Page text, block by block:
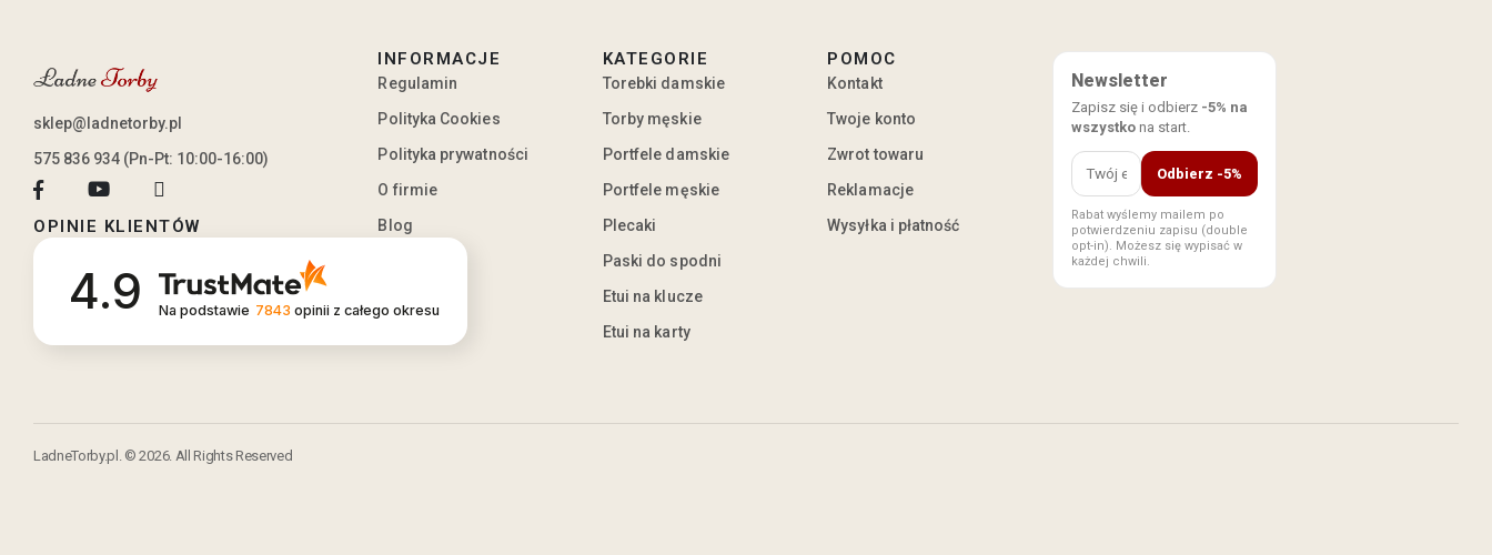
sklep@ladnetorby.pl
575 836 934 (Pn-Pt: 10:00-16:00)
OPINIE KLIENTÓW
4.9 Na podstawie 7843 opinii z całego okresu
INFORMACJE
Regulamin
Polityka Cookies
Polityka prywatności
O firmie
Blog
KATEGORIE
Torebki damskie
Torby męskie
Portfele damskie
Portfele męskie
Plecaki
Paski do spodni
Etui na klucze
Etui na karty
POMOC
Kontakt
Twoje konto
Zwrot towaru
Reklamacje
Wysyłka i płatność
Newsletter
Zapisz się i odbierz -5% na
wszystkona start.
Odbierz -5%
Rabat wyślemy mailem po
potwierdzeniu zapisu (double
opt-in). Możesz się wypisać w
każdej chwili.
LadneTorby.pl. © 2026. All Rights Reserved